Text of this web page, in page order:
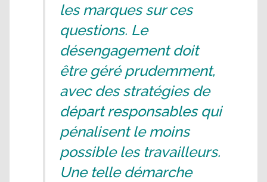
les marques sur ces
questions. Le
désengagement doit
être géré prudemment,
avec des stratégies de
départ responsables qui
pénalisent le moins
possible les travailleurs.
Une telle démarche